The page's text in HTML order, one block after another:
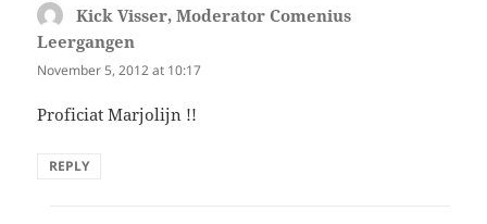
Kick Visser, Moderator Comenius
Leergangen
November 5, 2012 at 10:17
Proficiat Marjolijn !!
REPLY